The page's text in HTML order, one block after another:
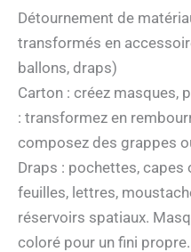
Détournement de
transformés en
ballons, draps)
Carton : créez masques,
: transformez en
composez des grappes
Draps : pochettes, capes
feuilles, lettres,
réservoirs spatiaux.
coloré pour un fini propre.